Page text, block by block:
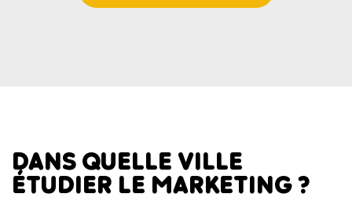
DANS QUELLE VILLE
ÉTUDIER LE MARKETING ?